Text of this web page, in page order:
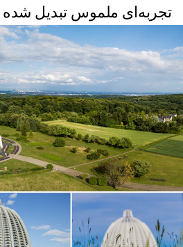
تجربه‌ای ملموس تبدیل شده